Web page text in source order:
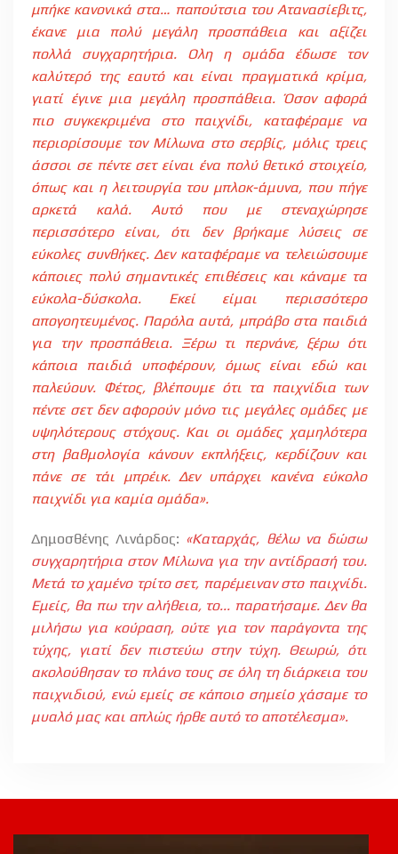
μπήκε κανονικά στα… παπούτσια του Ατανασίεβιτς,
έκανε μια πολύ μεγάλη προσπάθεια και αξίζει
πολλά συγχαρητήρια. Ολη η ομάδα έδωσε τον
καλύτερό της εαυτό και είναι πραγματικά κρίμα,
γιατί έγινε μια μεγάλη προσπάθεια. Όσον αφορά
πιο συγκεκριμένα στο παιχνίδι, καταφέραμε να
περιορίσουμε τον Μίλωνα στο σερβίς, μόλις τρεις
άσσοι σε πέντε σετ είναι ένα πολύ θετικό στοιχείο,
όπως και η λειτουργία του μπλοκ-άμυνα, που πήγε
αρκετά καλά. Αυτό που με στεναχώρησε
περισσότερο είναι, ότι δεν βρήκαμε λύσεις σε
εύκολες συνθήκες. Δεν καταφέραμε να τελειώσουμε
κάποιες πολύ σημαντικές επιθέσεις και κάναμε τα
εύκολα-δύσκολα. Εκεί είμαι περισσότερο
απογοητευμένος. Παρόλα αυτά, μπράβο στα παιδιά
για την προσπάθεια. Ξέρω τι περνάνε, ξέρω ότι
κάποια παιδιά υποφέρουν, όμως είναι εδώ και
παλεύουν. Φέτος, βλέπουμε ότι τα παιχνίδια των
πέντε σετ δεν αφορούν μόνο τις μεγάλες ομάδες με
υψηλότερους στόχους. Και οι ομάδες χαμηλότερα
στη βαθμολογία κάνουν εκπλήξεις, κερδίζουν και
πάνε σε τάι μπρέικ. Δεν υπάρχει κανένα εύκολο
παιχνίδι για καμία ομάδα».
Δημοσθένης Λινάρδος: «Καταρχάς, θέλω να δώσω
συγχαρητήρια στον Μίλωνα για την αντίδρασή του.
Μετά το χαμένο τρίτο σετ, παρέμειναν στο παιχνίδι.
Εμείς, θα πω την αλήθεια, το... παρατήσαμε. Δεν θα
μιλήσω για κούραση, ούτε για τον παράγοντα της
τύχης, γιατί δεν πιστεύω στην τύχη. Θεωρώ, ότι
ακολούθησαν το πλάνο τους σε όλη τη διάρκεια του
παιχνιδιού, ενώ εμείς σε κάποιο σημείο χάσαμε το
μυαλό μας και απλώς ήρθε αυτό το αποτέλεσμα».